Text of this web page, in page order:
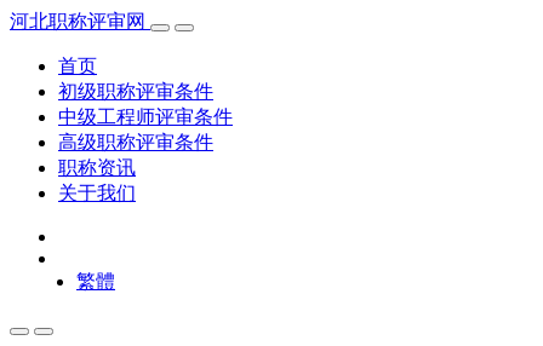
河北职称评审网
首页
初级职称评审条件
中级工程师评审条件
高级职称评审条件
职称资讯
关于我们
繁體